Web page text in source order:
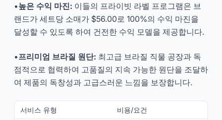
•높은 수익 마진: 이들의 프라이빗 라벨 프로그램은 브
랜드가 세트당 소매가 $56.00로 100%의 수익 마진을
달성할 수 있도록 하여 건전한 수익 모델을 제공합니다.
•프리미엄 브라질 원단: 최고급 브라질 직물 공장과 독
점적으로 협력하여 고품질의 지속 가능한 원단을 조달하
여 제품의 독창성과 고급스러운 느낌을 보장합니다.
서비스 유형 비용/요건